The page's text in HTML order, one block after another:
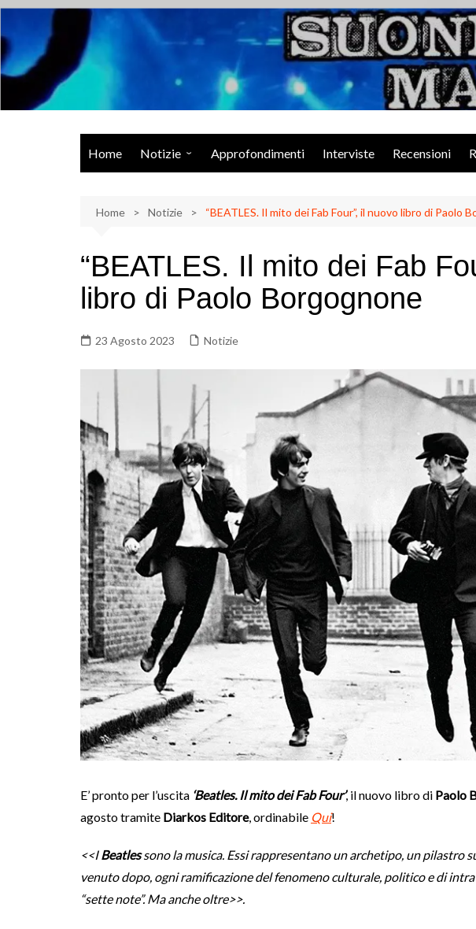
Salta
contenuto
Musica Rock, Metal, Punk e varie sonorità alternative
Home Notizie
Eventi
Libri
Approfondimenti Interviste Recensioni
Home Notizie “BEATLES. Il mito dei Fab Four”, il nuovo libro di Paolo
“BEATLES. Il mito dei Fab
libro di Paolo Borgognone
23 Agosto 2023 Notizie
E’ pronto per l’uscita ‘Beatles. Il mito dei Fab Four’, il nuovo libro di Paolo
agosto tramite Diarkos Editore, ordinabile Qui!
<<I Beatlessono la musica. Essi rappresentano un archetipo, un pilastro
venuto dopo, ogni ramificazione del fenomeno culturale, politico e di
“sette note”. Ma anche oltre>>.